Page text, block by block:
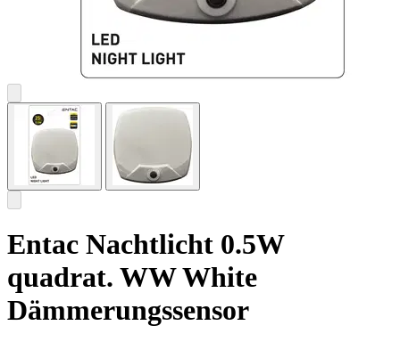
Entac Nachtlicht 0.5W
quadrat. WW White
Dämmerungssensor